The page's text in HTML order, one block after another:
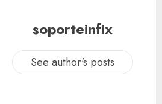
soporteinfix
See author's posts